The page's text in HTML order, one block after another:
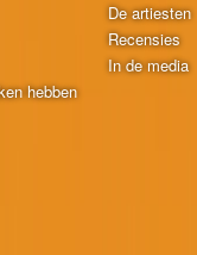
hebben
De artiesten
Recensies
In de media